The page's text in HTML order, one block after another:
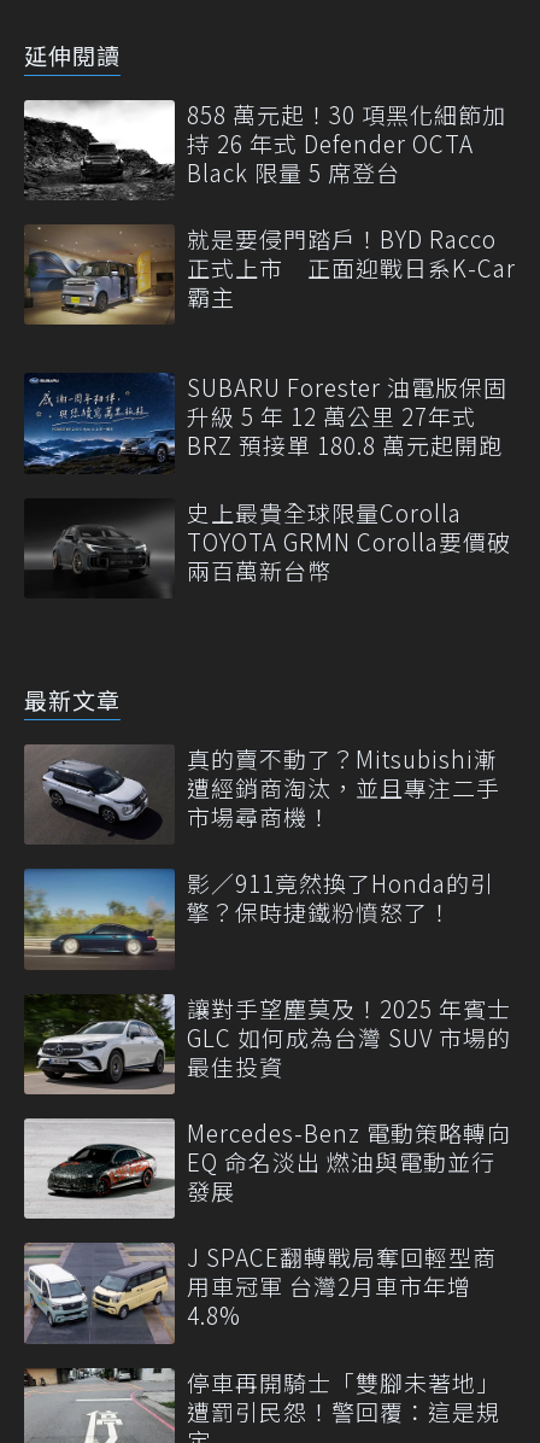
延伸閱讀
858 萬元起！30 項黑化細節加
持 26 年式 Defender OCTA
Black 限量 5 席登台
就是要侵門踏戶！BYD Racco
正式上市 正面迎戰日系K-Car
霸主
SUBARU Forester 油電版保固
升級 5 年 12 萬公里 27年式
BRZ 預接單 180.8 萬元起開跑
史上最貴全球限量Corolla
TOYOTA GRMN Corolla要價破
兩百萬新台幣
最新文章
真的賣不動了？Mitsubishi漸
遭經銷商淘汰，並且專注二手
市場尋商機！
影／911竟然換了Honda的引
擎？保時捷鐵粉憤怒了！
讓對手望塵莫及！2025 年賓士
GLC 如何成為台灣 SUV 市場的
最佳投資
Mercedes-Benz 電動策略轉向
EQ 命名淡出 燃油與電動並行
發展
J SPACE翻轉戰局奪回輕型商
用車冠軍 台灣2月車市年增
4.8%
停車再開騎士「雙腳未著地」
遭罰引民怨！警回覆：這是規